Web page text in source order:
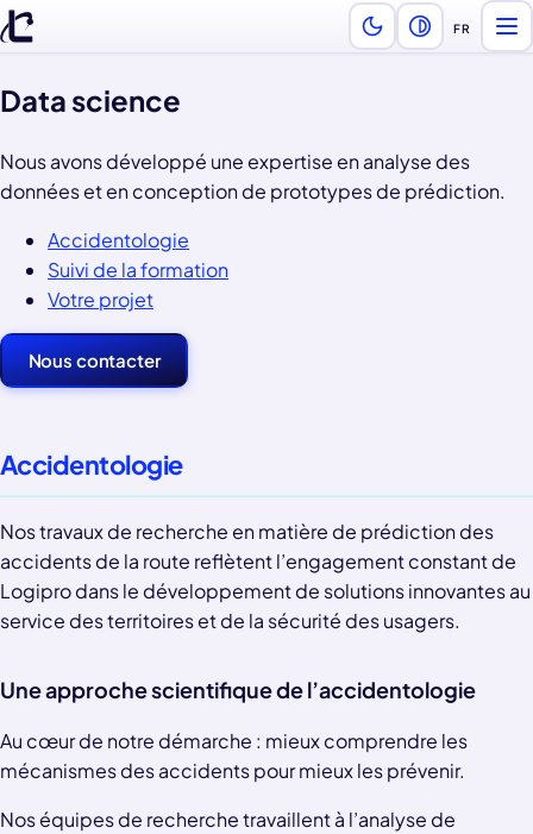
FR
Choix de
Data science
Nous avons développé une expertise en analyse des
données et en conception de prototypes de prédiction.
Accidentologie
Suivi de la formation
Votre projet
Nous contacter
Accidentologie
Nos travaux de recherche en matière de prédiction des
accidents de la route reflètent l’engagement constant de
Logipro dans le développement de solutions innovantes au
service des territoires et de la sécurité des usagers.
Une approche scientifique de l’accidentologie
Au cœur de notre démarche : mieux comprendre les
mécanismes des accidents pour mieux les prévenir.
Nos équipes de recherche travaillent à l’analyse de